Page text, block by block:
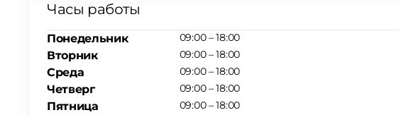
Часы работы
Понедельник
Вторник
Среда
Четверг
Пятница
09:00 – 18:00
09:00 – 18:00
09:00 – 18:00
09:00 – 18:00
09:00 – 18:00